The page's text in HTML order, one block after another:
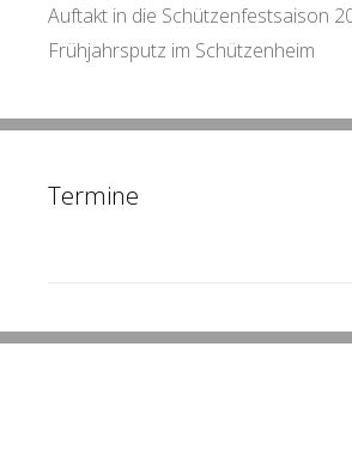
Auftakt in die Schützenfestsaison
Frühjahrsputz im Schützenheim
Termine